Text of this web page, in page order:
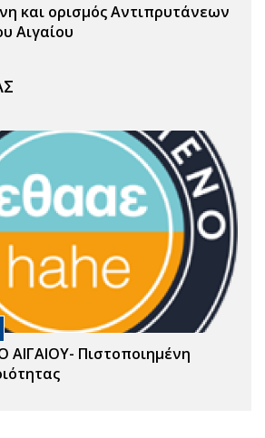
και ορισμός Αντιπρυτάνεων
Αιγαίου
ΑΙΓΑΙΟΥ- Πιστοποιημένη